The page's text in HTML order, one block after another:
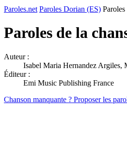
Paroles.net Paroles Dorian (ES)
Paroles de la
Auteur :
Isabel Maria Hernandez Argiles,
Éditeur :
Emi Music Publishing France
Chanson manquante ? Proposer les